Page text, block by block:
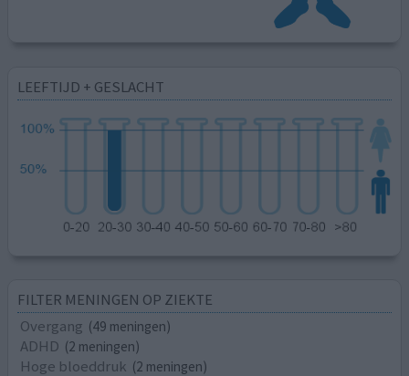
LEEFTIJD + GESLACHT
FILTER MENINGEN OP ZIEKTE
Overgang (49 meningen)
ADHD (2 meningen)
Hoge bloeddruk (2 meningen)